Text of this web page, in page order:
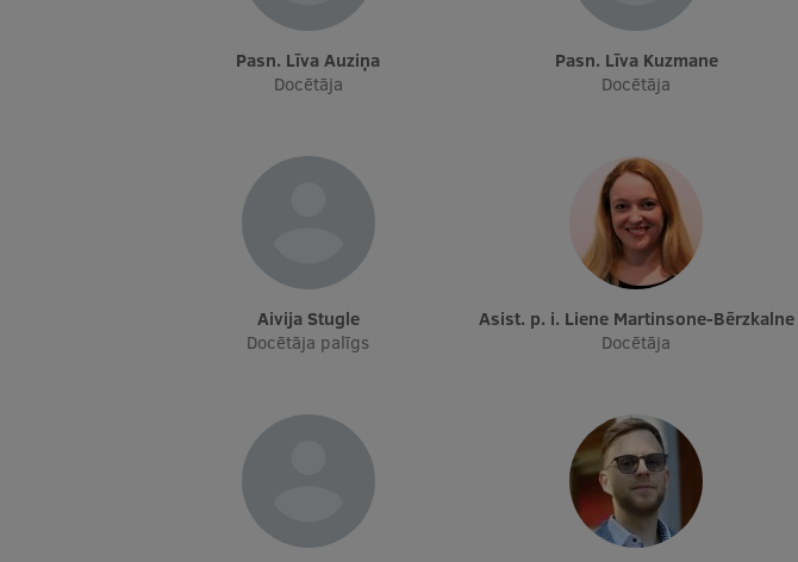
Pasn. Līva Auziņa
Docētāja
Pasn. Līva Kuzmane
Docētāja
Aivija Stugle
Docētāja palīgs
Asist. p. i. Liene Martinsone-Bērzkalne
Docētāja